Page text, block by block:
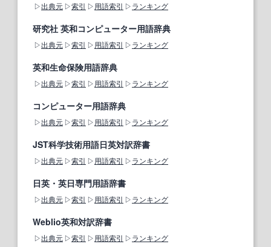
出典元 索引 用語索引 ランキング
研究社 英和コンピューター用語辞典
出典元 索引 用語索引 ランキング
英和生命保険用語辞典
出典元 索引 用語索引 ランキング
コンピューター用語辞典
出典元 索引 用語索引 ランキング
JST科学技術用語日英対訳辞書
出典元 索引 用語索引 ランキング
日英・英日専門用語辞書
出典元 索引 用語索引 ランキング
Weblio英和対訳辞書
出典元 索引 用語索引 ランキング